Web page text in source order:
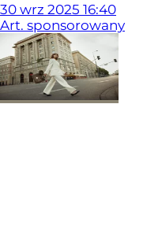
30 wrz 2025 16:40
Art. sponsorowany